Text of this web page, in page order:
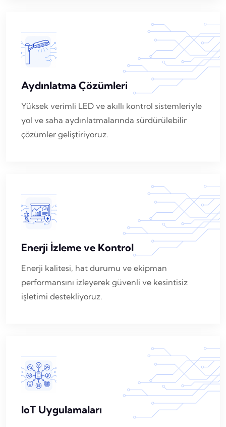
Aydınlatma Çözümleri
Yüksek verimli LED ve akıllı kontrol sistemleriyle
yol ve saha aydınlatmalarında sürdürülebilir
çözümler geliştiriyoruz.
Enerji İzleme ve Kontrol
Enerji kalitesi, hat durumu ve ekipman
performansını izleyerek güvenli ve kesintisiz
işletimi destekliyoruz.
IoT Uygulamaları